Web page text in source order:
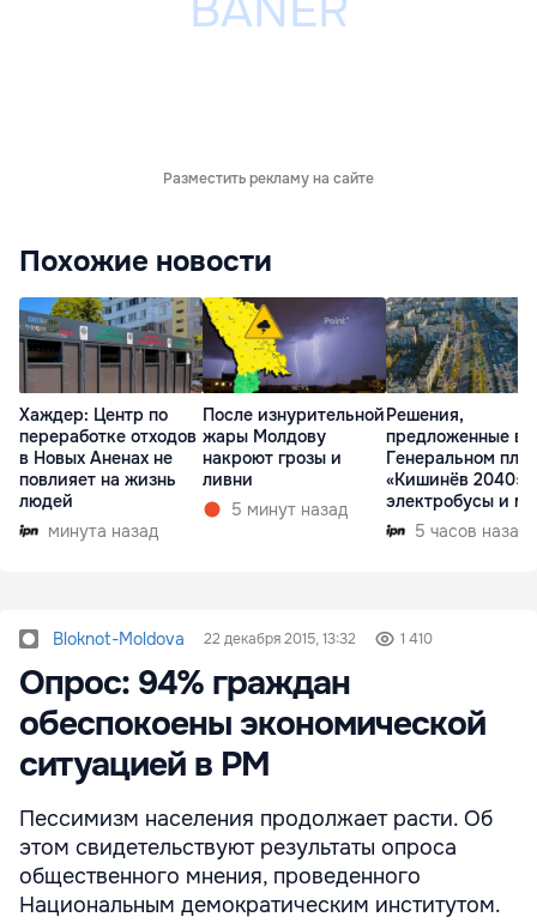
Разместить рекламу на сайте
Похожие новости
Хаждер: Центр по
переработке отходов
в Новых Аненах не
повлияет на жизнь
людей
минута назад
После изнурительной
жары Молдову
накроют грозы и
ливни
5 минут назад
Решения,
предложенные в
Генеральном
«Кишинёв 2040»:
электробусы и
5 часов назад
Bloknot-Moldova 22 декабря 2015, 13:32 1 410
Опрос: 94% граждан
обеспокоены экономической
ситуацией в РМ
Пессимизм населения продолжает расти. Об
этом свидетельствуют результаты опроса
общественного мнения, проведенного
Национальным демократическим институтом.